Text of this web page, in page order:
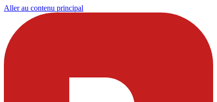
Aller au contenu principal